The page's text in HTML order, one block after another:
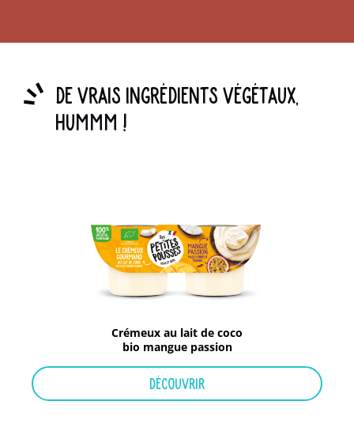
De vrais ingrédients végétaux,
hummm !
Crémeux au lait de coco
bio mangue passion
DÉCOUVRIR